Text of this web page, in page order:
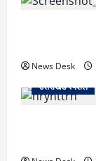
News Desk
उत्तराखंड स्पेशल